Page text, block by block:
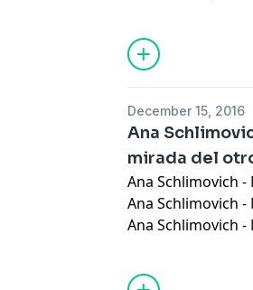
December 15, 2016
Ana
mirada del
Ana Schlimovich
Ana Schlimovich
Ana Schlimovich